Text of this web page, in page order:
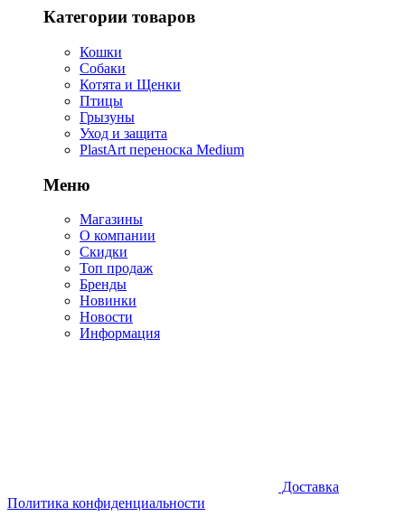
Категории товаров
Кошки
Собаки
Котята и Щенки
Птицы
Грызуны
Уход и защита
PlastArt переноска Medium
Меню
Магазины
О компании
Скидки
Топ продаж
Бренды
Новинки
Новости
Информация
Доставка
Политика конфиденциальности